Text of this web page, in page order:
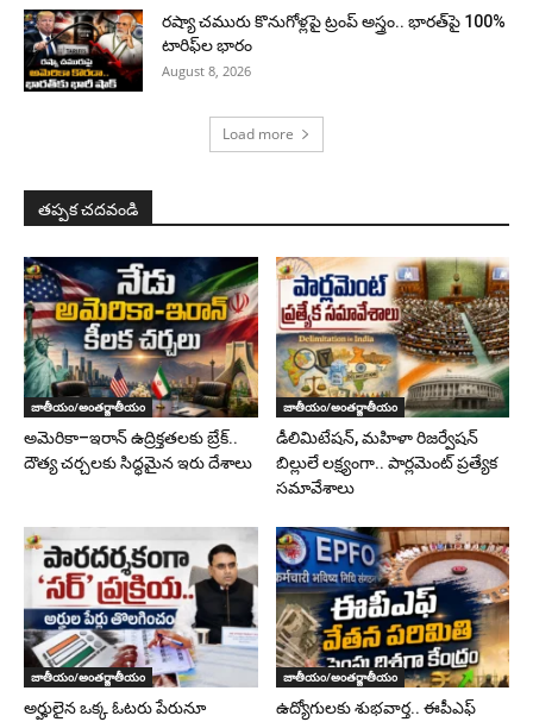
రష్యా చమురు కొనుగోళ్లపై ట్రంప్ అస్త్రం.. భారత్‌పై 100%
టారిఫ్‌ల భారం
August 8, 2026
Load more
తప్పక చదవండి
జాతీయం/అంతర్జాతీయం
అమెరికా–ఇరాన్ ఉద్రిక్తతలకు బ్రేక్..
దౌత్య చర్చలకు సిద్ధమైన ఇరు దేశాలు
జాతీయం/అంతర్జాతీయం
డీలిమిటేషన్, మహిళా రిజర్వేషన్
బిల్లులే లక్ష్యంగా.. పార్లమెంట్ ప్రత్యేక
సమావేశాలు
జాతీయం/అంతర్జాతీయం
అర్హులైన ఒక్క ఓటరు పేరునూ
జాతీయం/అంతర్జాతీయం
ఉద్యోగులకు శుభవార్త.. ఈపీఎఫ్‌